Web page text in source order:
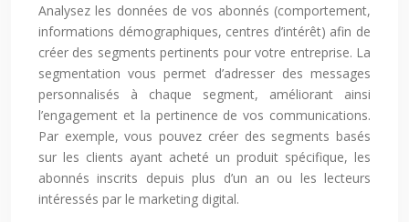
Analysez les données de vos abonnés (comportement,
informations démographiques, centres d’intérêt) afin de
créer des segments pertinents pour votre entreprise. La
segmentation vous permet d’adresser des messages
personnalisés à chaque segment, améliorant ainsi
l’engagement et la pertinence de vos communications.
Par exemple, vous pouvez créer des segments basés
sur les clients ayant acheté un produit spécifique, les
abonnés inscrits depuis plus d’un an ou les lecteurs
intéressés par le marketing digital.